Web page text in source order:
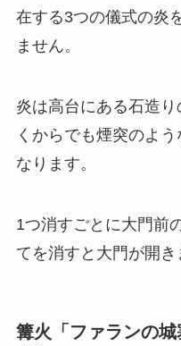
在する3つの儀式の炎
ません。
炎は高台にある石造
くからでも煙突のよ
なります。
1つ消すごとに大門前
てを消すと大門が開き
篝火「ファランの